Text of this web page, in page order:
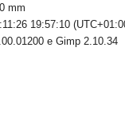
mm
19:57:10
e Gimp 2.10.34